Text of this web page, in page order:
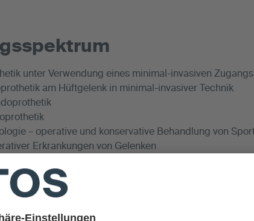
unter Verwendung eines minimal-invasiven
am Hüftgelenk in minimal-invasiver Technik
– operative und konservative Behandlung von
Erkrankungen von Gelenken
Werdegang